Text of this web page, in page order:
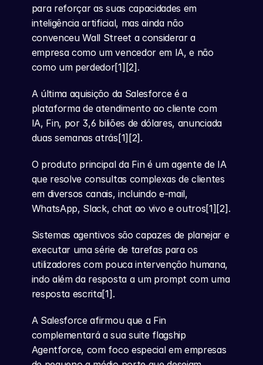
para reforçar as suas capacidades em
inteligência artificial, mas ainda não
convenceu Wall Street a considerar a
empresa como um vencedor em IA, e não
como um perdedor[1][2].
A última aquisição da Salesforce é a
plataforma de atendimento ao cliente com
IA, Fin, por 3,6 biliões de dólares, anunciada
duas semanas atrás[1][2].
O produto principal da Fin é um agente de IA
que resolve consultas complexas de clientes
em diversos canais, incluindo e-mail,
WhatsApp, Slack, chat ao vivo e outros[1][2].
Sistemas agentivos são capazes de planejar e
executar uma série de tarefas para os
utilizadores com pouca intervenção humana,
indo além da resposta a um prompt com uma
resposta escrita[1].
A Salesforce afirmou que a Fin
complementará a sua suite flagship
Agentforce, com foco especial em empresas